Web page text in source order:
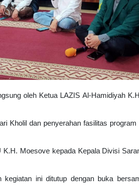
oleh Ketua LAZIS Al-Hamidiyah
Kholil dan penyerahan fasilitas
Moesove kepada Kepala Divisi
kegiatan ini ditutup dengan buka